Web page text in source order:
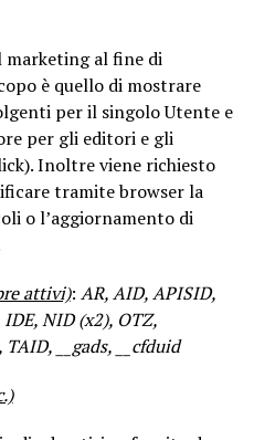
al fine di
è quello di mostrare
per il singolo Utente e
per gli editori e gli
Inoltre viene richiesto
tramite browser la
o l’aggiornamento di
attivi): AR, AID, APISID,
IDE, NID (x2), OTZ,
__gads, __cfduid